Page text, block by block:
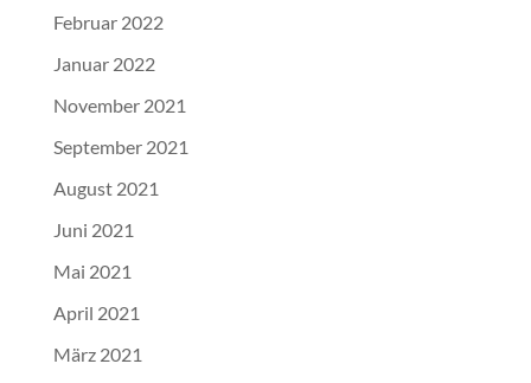
Februar 2022
Januar 2022
November 2021
September 2021
August 2021
Juni 2021
Mai 2021
April 2021
März 2021